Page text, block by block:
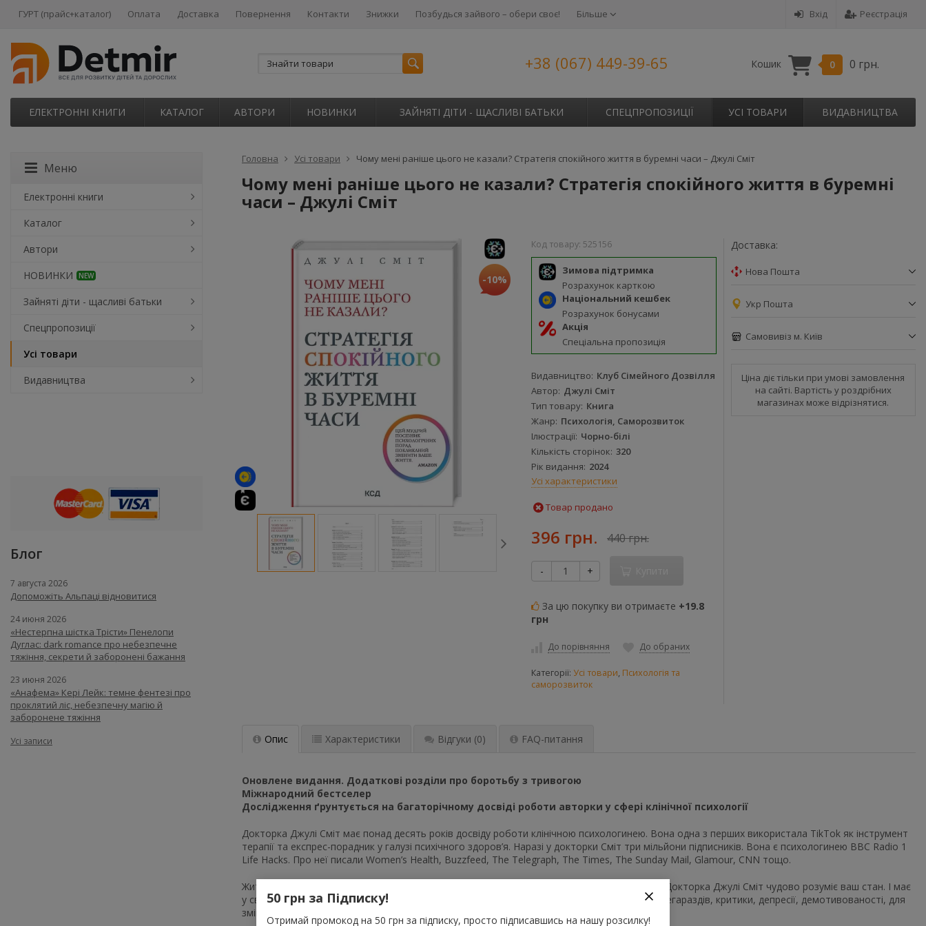
Вхід Реєстрація
ГУРТ (прайс+каталог) Оплата Доставка Повернення Контакти Знижки Позбудься зайвого – обери своє! Більше
+38 (067) 449-39-65 Кошик 0 0 грн.
ЕЛЕКТРОННІ КНИГИ КАТАЛОГ АВТОРИ НОВИНКИ ЗАЙНЯТІ ДІТИ - ЩАСЛИВІ БАТЬКИ СПЕЦПРОПОЗИЦІЇ УСІ ТОВАРИ ВИДАВНИЦТВА
Головна Усі товари Чому мені раніше цього не казали? Стратегія спокійного життя в буремні часи – Джулі Сміт
Чому мені раніше цього не казали? Стратегія спокійного життя в буремні
часи – Джулі Сміт
-10%
Код товару: 525156
Зимова підтримка
Розрахунок карткою
Національний кешбек
Розрахунок бонусами
Акція
Спеціальна пропозиція
Видавництво Клуб Сімейного Дозвілля
Автор Джулі Сміт
Тип товару Книга
Жанр Психологія, Саморозвиток
Ілюстрації Чорно-білі
Кількість сторінок 320
Рік видання 2024
Усі характеристики
Товар продано
396 грн. 440 грн.
- +
За цю покупку ви отримаєте +19.8
грн
До порівняння До обраних
Категорії: Усі товари, Психологія та
саморозвиток
Доставка:
Нова Пошта
Укр Пошта
Самовивіз м. Київ
Ціна діє тільки при умові замовлення
на сайті. Вартість у роздрібних
магазинах може відрізнятися.
Опис Характеристики Відгуки (0) FAQ-питання
Оновлене видання. Додаткові розділи про боротьбу з тривогою
Міжнародний бестселер
Дослідження ґрунтується на багаторічному досвіді роботи авторки у сфері клінічної психології
Докторка Джулі Сміт має понад десять років досвіду роботи клінічною психологинею. Вона одна з перших використала TikTok як інструмент
терапії та експрес-порадник у галузі психічного здоров’я. Наразі у докторки Сміт три мільйони підписників. Вона є психологинею BBC Radio 1
Life Hacks. Про неї писали Women’s Health, Buzzfeed, The Telegraph, The Times, The Sunday Mail, Glamour, CNN тощо.
Життєві проблеми й турботи повсякчас розхитують емоційний фон та психічне здоров’я. Докторка Джулі Сміт чудово розуміє ваш стан. І має
у своєму арсеналі набір терапевтичних інструментів для подолання будь-яких життєвих негараздів, критики, депресії, демотивованості, для
зміцнення впевненості в собі та психологічної стійкості навіть у найважчі часи.
Меню
Електронні книги
Каталог
Автори
НОВИНКИ
NEW
Зайняті діти - щасливі батьки
Спецпропозиції
Усі товари
Видавництва
Блог
7 августа 2026
Допоможіть Альпаці відновитися
24 июня 2026
«Нестерпна шістка Трісти» Пенелопи
Дуглас: dark romance про небезпечне
тяжіння, секрети й заборонені бажання
23 июня 2026
«Анафема» Кері Лейк: темне фентезі про
проклятий ліс, небезпечну магію й
заборонене тяжіння
Усі записи
50 грн за Підписку!
Отримай промокод на 50 грн за підписку, просто підписавшись на нашу розсилку!